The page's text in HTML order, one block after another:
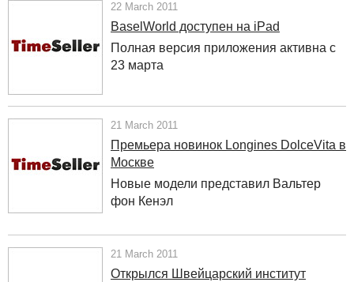
22 March 2011
BaselWorld доступен на iPad
Полная версия приложения активна с
23 марта
21 March 2011
Премьера новинок Longines DolceVita в
Москве
Новые модели представил Вальтер
фон Кенэл
21 March 2011
Открылся Швейцарский институт